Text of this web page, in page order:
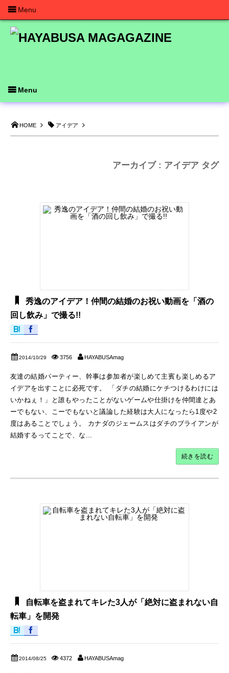
HOME アイデア
アーカイブ : アイデア タグ
秀逸のアイデア！仲間の結婚のお祝い動画を「酒の
回し飲み」で撮る!!
2014/10/29 3756 HAYABUSAmag
友達の結婚パーティー、幹事は参加者が楽しめて主賓も楽しめるア
イデアを出すことに必死です。 「ダチの結婚にケチつけるわけには
いかねぇ！」と誰もやったことがないゲームや仕掛けを仲間達とあ
ーでもない、こーでもないと議論した経験は大人になったら1度や2
度はあることでしょう。 カナダのジェームスはダチのブライアンが
結婚するってことで、な...
続きを読む
自転車を盗まれてキレた3人が「絶対に盗まれない自
転車」を開発
2014/08/25 4372 HAYABUSAmag
Menu
Menu